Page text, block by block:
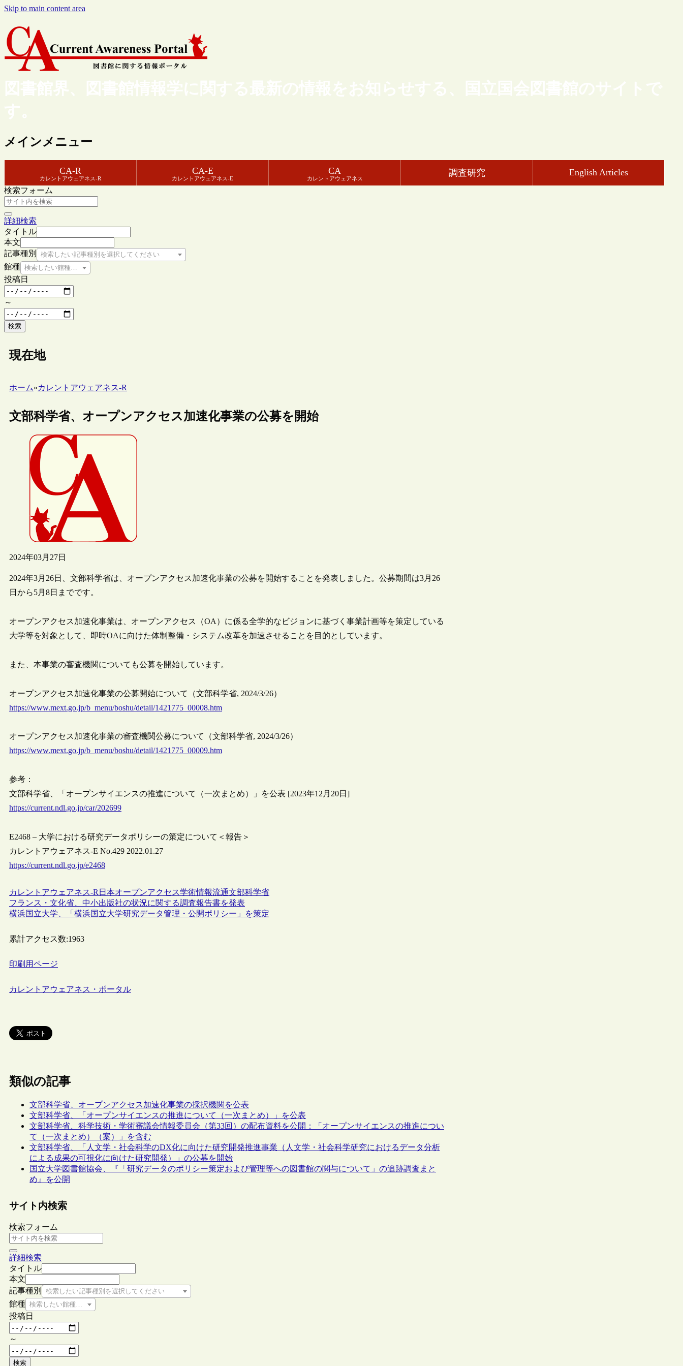
Skip to main content area
図書館界、図書館情報学に関する最新の情報をお知らせする、国立国会図書館のサイトで
す。
メインメニュー
CA-R
カレントアウェアネス-R
CA-E
カレントアウェアネス-E
CA
カレントアウェアネス
調査研究 English Articles
検索フォーム
詳細検索
タイトル
本文
記事種別
検索したい記事種別を選択してください
館種 検索したい館種を選択してください
投稿日
～
検索
現在地
ホーム»カレントアウェアネス-R
文部科学省、オープンアクセス加速化事業の公募を開始
2024年03月27日
2024年3月26日、文部科学省は、オープンアクセス加速化事業の公募を開始することを発表しました。公募期間は3月26
日から5月8日までです。
オープンアクセス加速化事業は、オープンアクセス（OA）に係る全学的なビジョンに基づく事業計画等を策定している
大学等を対象として、即時OAに向けた体制整備・システム改革を加速させることを目的としています。
また、本事業の審査機関についても公募を開始しています。
オープンアクセス加速化事業の公募開始について（文部科学省, 2024/3/26）
https://www.mext.go.jp/b_menu/boshu/detail/1421775_00008.htm
オープンアクセス加速化事業の審査機関公募について（文部科学省, 2024/3/26）
https://www.mext.go.jp/b_menu/boshu/detail/1421775_00009.htm
参考：
文部科学省、「オープンサイエンスの推進について（一次まとめ）」を公表 [2023年12月20日]
https://current.ndl.go.jp/car/202699
E2468 – 大学における研究データポリシーの策定について＜報告＞
カレントアウェアネス-E No.429 2022.01.27
https://current.ndl.go.jp/e2468
カレントアウェアネス-R 日本オープンアクセス学術情報流通文部科学省
フランス・文化省、中小出版社の状況に関する調査報告書を発表
横浜国立大学、「横浜国立大学研究データ管理・公開ポリシー」を策定
累計アクセス数:1963
印刷用ページ
カレントアウェアネス・ポータル
類似の記事
文部科学省、オープンアクセス加速化事業の採択機関を公表
文部科学省、「オープンサイエンスの推進について（一次まとめ）」を公表
文部科学省、科学技術・学術審議会情報委員会（第33回）の配布資料を公開：「オープンサイエンスの推進につい
て（一次まとめ）（案）」を含む
文部科学省、「人文学・社会科学のDX化に向けた研究開発推進事業（人文学・社会科学研究におけるデータ分析
による成果の可視化に向けた研究開発）」の公募を開始
国立大学図書館協会、『「研究データのポリシー策定および管理等への図書館の関与について」の追跡調査まと
め』を公開
サイト内検索
検索フォーム
詳細検索
タイトル
本文
記事種別
検索したい記事種別を選択してください
館種 検索したい館種を選択してください
投稿日
～
検索